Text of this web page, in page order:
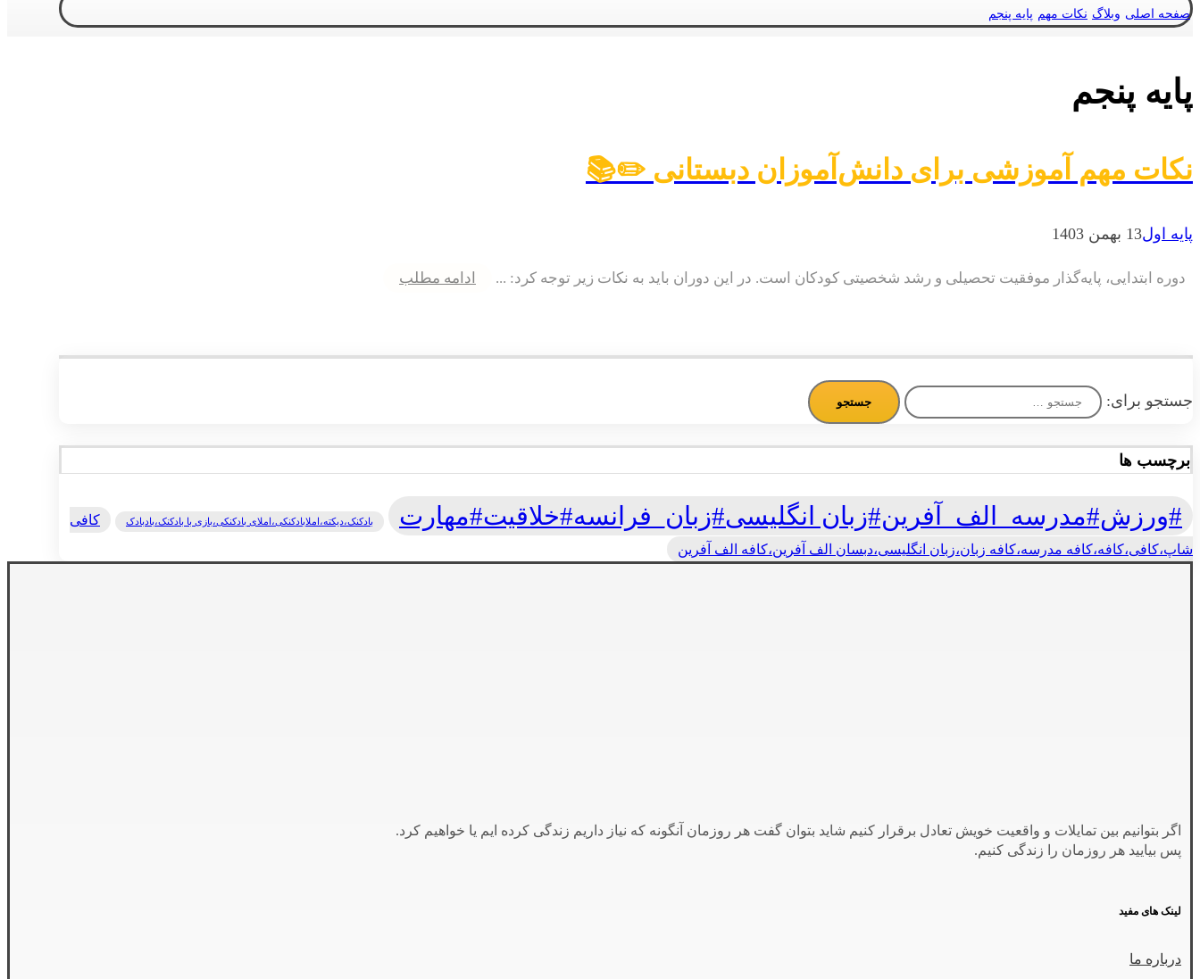
صفحه اصلی وبلاگ نکات مهم پایه پنجم
پایه پنجم
نکات مهم آموزشی برای دانش‌آموزان دبستانی ✏️📚
پایه اول13 بهمن 1403
دوره ابتدایی، پایه‌گذار موفقیت تحصیلی و رشد شخصیتی کودکان است. در این دوران باید به نکات زیر توجه کرد: ... ادامه مطلب
جستجو برای:
برچسب ها
#ورزش#مدرسه_الف_آفرین#زبان انگلیسی#زبان_فرانسه#خلاقیت#مهارت بادکنک،دیکته،املابادکنکی،املای بادکنکی،بازی با بادکنک،بادبادک
کافی
شاپ،کافی،کافه،کافه مدرسه،کافه زبان،زبان انگلیسی،دبسان الف آفرین،کافه الف آفرین
اگر بتوانیم بین تمایلات و واقعیت خویش تعادل برقرار کنیم شاید بتوان گفت هر روزمان آنگونه که نیاز داریم زندگی کرده ایم یا خواهیم کرد.
پس بیایید هر روزمان را زندگی کنیم.
لینک های مفید
درباره ما